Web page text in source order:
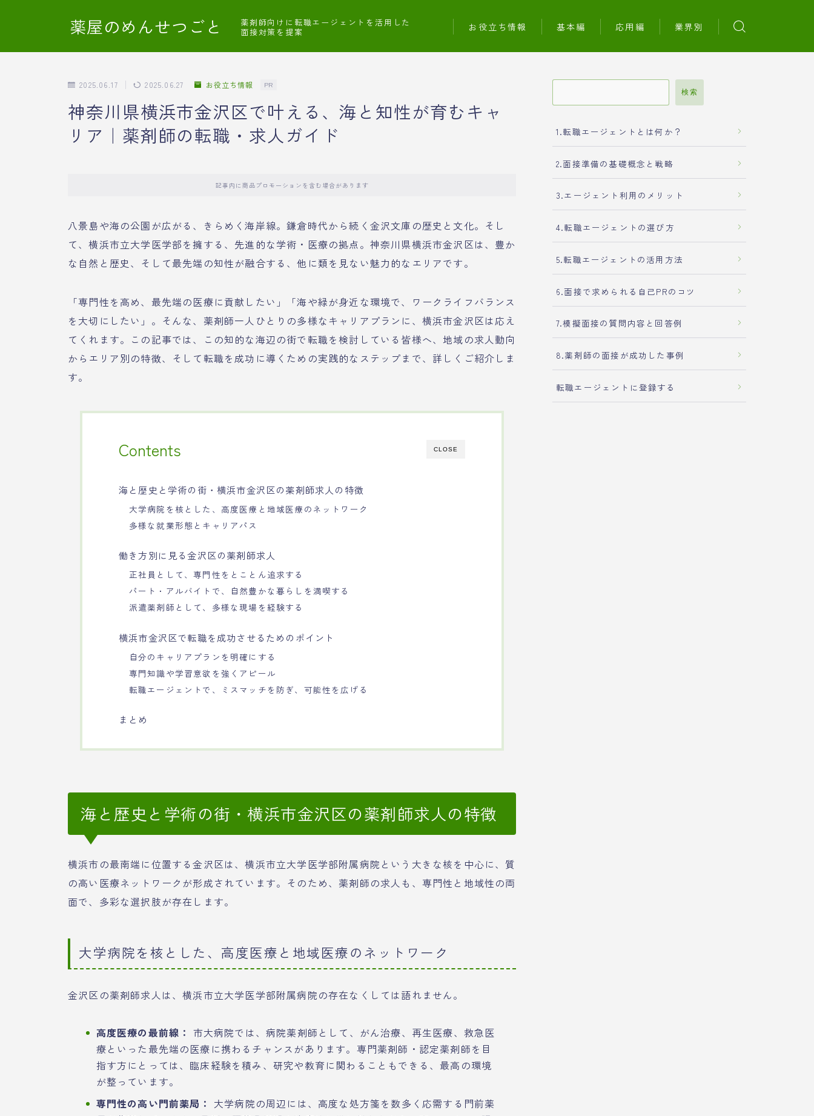
薬屋のめんせつごと
薬剤師向けに転職エージェントを活用した
面接対策を提案
お役立ち情報 基本編 応用編 業界別
2025.06.17 2025.06.27 お役立ち情報 PR
神奈川県横浜市金沢区で叶える、海と知性が育むキャ
リア｜薬剤師の転職・求人ガイド
記事内に商品プロモーションを含む場合があります
八景島や海の公園が広がる、きらめく海岸線。鎌倉時代から続く金沢文庫の歴史と文化。そし
て、横浜市立大学医学部を擁する、先進的な学術・医療の拠点。神奈川県横浜市金沢区は、豊か
な自然と歴史、そして最先端の知性が融合する、他に類を見ない魅力的なエリアです。
「専門性を高め、最先端の医療に貢献したい」「海や緑が身近な環境で、ワークライフバランス
を大切にしたい」。そんな、薬剤師一人ひとりの多様なキャリアプランに、横浜市金沢区は応え
てくれます。この記事では、この知的な海辺の街で転職を検討している皆様へ、地域の求人動向
からエリア別の特徴、そして転職を成功に導くための実践的なステップまで、詳しくご紹介しま
す。
CLOSE
Contents
海と歴史と学術の街・横浜市金沢区の薬剤師求人の特徴
大学病院を核とした、高度医療と地域医療のネットワーク
多様な就業形態とキャリアパス
働き方別に見る金沢区の薬剤師求人
正社員として、専門性をとことん追求する
パート・アルバイトで、自然豊かな暮らしを満喫する
派遣薬剤師として、多様な現場を経験する
横浜市金沢区で転職を成功させるためのポイント
自分のキャリアプランを明確にする
専門知識や学習意欲を強くアピール
転職エージェントで、ミスマッチを防ぎ、可能性を広げる
まとめ
海と歴史と学術の街・横浜市金沢区の薬剤師求人の特徴
横浜市の最南端に位置する金沢区は、横浜市立大学医学部附属病院という大きな核を中心に、質
の高い医療ネットワークが形成されています。そのため、薬剤師の求人も、専門性と地域性の両
面で、多彩な選択肢が存在します。
大学病院を核とした、高度医療と地域医療のネットワーク
金沢区の薬剤師求人は、横浜市立大学医学部附属病院の存在なくしては語れません。
高度医療の最前線： 市大病院では、病院薬剤師として、がん治療、再生医療、救急医
療といった最先端の医療に携わるチャンスがあります。専門薬剤師・認定薬剤師を目
指す方にとっては、臨床経験を積み、研究や教育に関わることもできる、最高の環境
が整っています。
専門性の高い門前薬局： 大学病院の周辺には、高度な処方箋を数多く応需する門前薬
検索
1.転職エージェントとは何か？
2.面接準備の基礎概念と戦略
3.エージェント利用のメリット
4.転職エージェントの選び方
5.転職エージェントの活用方法
6.面接で求められる自己PRのコツ
7.模擬面接の質問内容と回答例
8.薬剤師の面接が成功した事例
転職エージェントに登録する